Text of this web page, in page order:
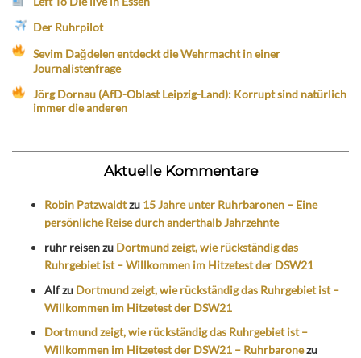
Der Ruhrpilot
Sevim Dağdelen entdeckt die Wehrmacht in einer
Journalistenfrage
Jörg Dornau (AfD-Oblast Leipzig-Land): Korrupt sind natürlich
immer die anderen
Aktuelle Kommentare
Robin Patzwaldtzu 15 Jahre unter Ruhrbaronen – Eine
persönliche Reise durch anderthalb Jahrzehnte
ruhr reisenzu Dortmund zeigt, wie rückständig das
Ruhrgebiet ist – Willkommen im Hitzetest der DSW21
Alfzu Dortmund zeigt, wie rückständig das Ruhrgebiet ist –
Willkommen im Hitzetest der DSW21
Dortmund zeigt, wie rückständig das Ruhrgebiet ist –
Willkommen im Hitzetest der DSW21 – Ruhrbaronezu